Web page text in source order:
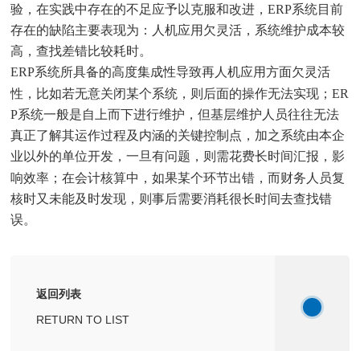
验，在实践中存在的不足应予以克服和改进，ERP系统目前
存在的缺陷主要表现为：人机应用欠灵活，系统维护成本较
高，查找差错比较耗时。
ERP系统所具备的高度集成性导致再人机应用方面欠灵活
性，比如若无意关闭某个系统，则后面的操作无法实现；ER
P系统一般是自上而下进行维护，但基层维护人员往往无法
真正了解其运作过程及内涵的关键控制点，加之系统由本企
业以外的单位开发，一旦有问题，则需花费长时间汇报，影
响效率；在会计核算中，如果某个环节出错，而财务人员复
核时又未能及时发现，则事后需要消耗很长时间去查找错
误。
返回列表
RETURN TO LIST